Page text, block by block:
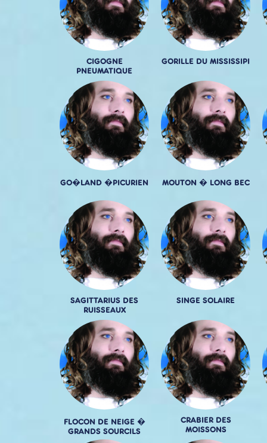
CIGOGNE
PNEUMATIQUE
GORILLE DU MISSISSIPI
GO�LAND �PICURIEN MOUTON � LONG BEC
SAGITTARIUS DES
RUISSEAUX
SINGE SOLAIRE
FLOCON DE NEIGE �
GRANDS SOURCILS
CRABIER DES
MOISSONS